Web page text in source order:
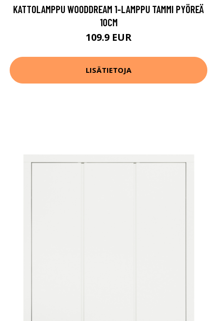
KATTOLAMPPU WOODDREAM 1-LAMPPU TAMMI PYÖREÄ
10CM
109.9 EUR
LISÄTIETOJA